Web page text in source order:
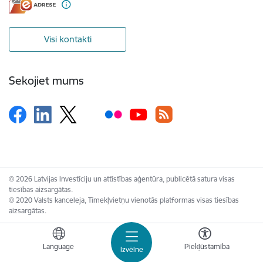
Izvēlne
Language Piekļūstamība
Visi kontakti
Sekojiet mums
© 2026 Latvijas Investīciju un attīstības aģentūra, publicētā satura visas
tiesības aizsargātas.
© 2020 Valsts kanceleja, Tīmekļvietņu vienotās platformas visas tiesības
aizsargātas.